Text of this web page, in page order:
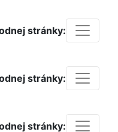
stránky:
stránky:
stránky: